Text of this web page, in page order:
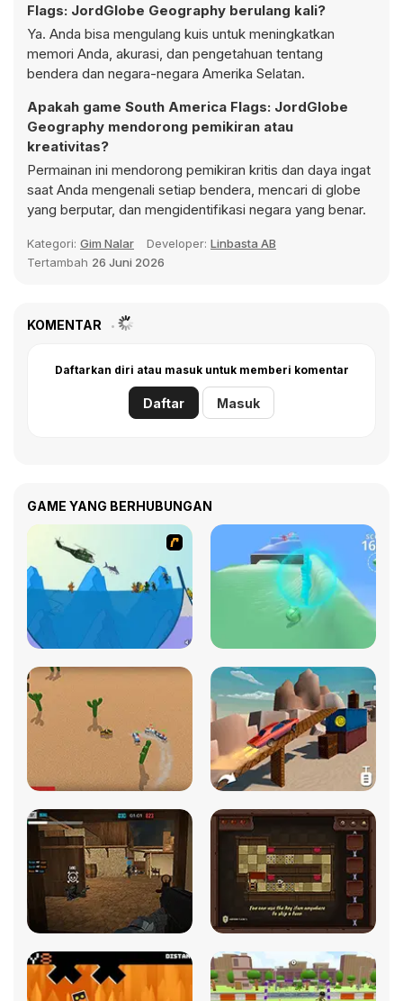
Flags: JordGlobe Geography berulang kali?
Ya. Anda bisa mengulang kuis untuk meningkatkan
memori Anda, akurasi, dan pengetahuan tentang
bendera dan negara-negara Amerika Selatan.
Apakah game South America Flags: JordGlobe
Geography mendorong pemikiran atau
kreativitas?
Permainan ini mendorong pemikiran kritis dan daya ingat
saat Anda mengenali setiap bendera, mencari di globe
yang berputar, dan mengidentifikasi negara yang benar.
Kategori: Gim Nalar Developer: Linbasta AB
Tertambah 26 Juni 2026
KOMENTAR
Daftarkan diri atau masuk untuk memberi komentar
Daftar Masuk
GAME YANG BERHUBUNGAN